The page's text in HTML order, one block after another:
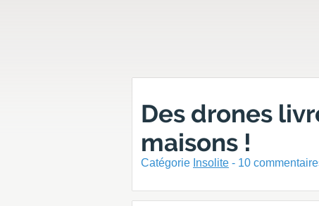
Des drones
maisons !
Catégorie Insolite - 10